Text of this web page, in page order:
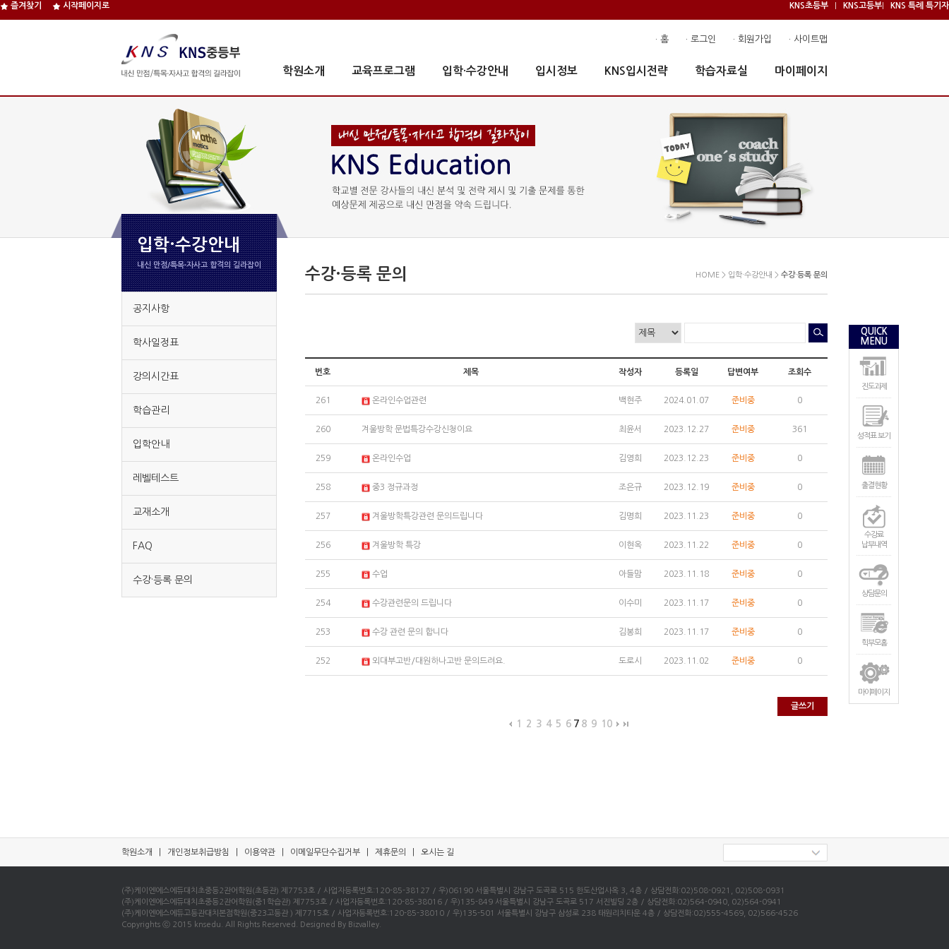
즐겨찾기 시작페이지로 KNS초등부 KNS고등부 KNS 특례 특기자
· 홈 · 로그인 · 회원가입 · 사이트맵
학원소개 교육프로그램 입학·수강안내 입시정보 KNS입시전략 학습자료실 마이페이지
입학·수강안내
내신 만점/특목∙자사고 합격의 길라잡이
공지사항
학사일정표
강의시간표
학습관리
입학안내
레벨테스트
교재소개
FAQ
수강·등록 문의
수강·등록 문의 HOME > 입학·수강안내 > 수강·등록 문의
번호 제목 작성자 등록일 답변여부 조회수
261 온라인수업관련 백현주 2024.01.07 준비중 0
260 겨울방학 문법특강수강신청이요 최윤서 2023.12.27 준비중 361
259 온라인수업 김영희 2023.12.23 준비중 0
258 중3 정규과정 조은규 2023.12.19 준비중 0
257 겨울방학특강관련 문의드립니다 김명희 2023.11.23 준비중 0
256 겨울방학 특강 이현옥 2023.11.22 준비중 0
255 수업 아들맘 2023.11.18 준비중 0
254 수강관련문의 드립니다 이수미 2023.11.17 준비중 0
253 수강 관련 문의 합니다 김봉희 2023.11.17 준비중 0
252 외대부고반/대원하나고반 문의드려요. 도로시 2023.11.02 준비중 0
글쓰기
1 2 3 4 5 6 7 8 9 10
QUICK
MENU
진도과제
성적표 보기
출결현황
수강료
납부내역
상담문의
힉부모홈
마이페이지
학원소개 개인정보취급방침 이용약관 이메일무단수집거부 제휴문의 오시는 길
(주)케이엔에스에듀대치초중등2관어학원(초등관) 제7753호 / 사업자등록번호:120-85-38127 / 우)06190 서울특별시 강남구 도곡로 515 한도산업사옥 3, 4층 / 상담전화:02)508-0921, 02)508-0931
(주)케이엔에스에듀대치초중등2관어학원(중1학습관) 제7753호 / 사업자등록번호:120-85-38016 / 우)135-849 서울특별시 강남구 도곡로 517 서진빌딩 2층 / 상담전화:02)564-0940, 02)564-0941
(주)케이엔에스에듀고등관대치본점학원(중23고등관 ) 제7715호 / 사업자등록번호:120-85-38010 / 우)135-501 서울특별시 강남구 삼성로 238 태원리치타운 4층 / 상담전화:02)555-4569, 02)566-4526
Copyrights ⓒ 2015 knsedu. All Rights Reserved. Designed By Bizvalley.